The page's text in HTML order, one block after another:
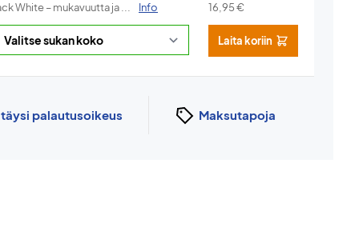
White – mukavuutta ja ...
Info 16,95€
Laita koriin
täysi palautusoikeus Maksutapoja